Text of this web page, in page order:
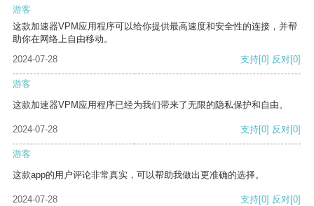
游客
这款加速器VPM应用程序可以给你提供最高速度和安全性的连接，并帮
助你在网络上自由移动。
2024-07-28
支持[0] 反对[0]
游客
这款加速器VPM应用程序已经为我们带来了无限的隐私保护和自由。
2024-07-28 支持[0] 反对[0]
游客
这款app的用户评论非常真实，可以帮助我做出更准确的选择。
2024-07-28 支持[0] 反对[0]